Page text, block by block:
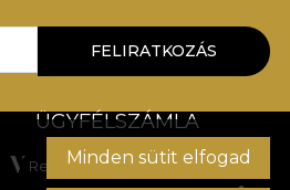
Minden sütit elfogad
FELIRATKOZÁS
ÜGYFÉLSZÁMLA
Rendelési előzmények